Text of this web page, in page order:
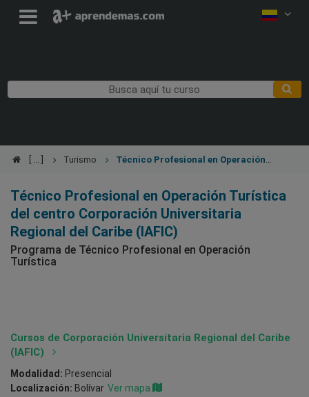
Turismo
Técnico Profesional en Operación Turística
del centro Corporación Universitaria
Regional del Caribe (IAFIC)
Programa de Técnico Profesional en Operación
Turística
Cursos de Corporación Universitaria Regional del Caribe
(IAFIC)
Modalidad: Presencial
Localización: Bolívar Ver mapa